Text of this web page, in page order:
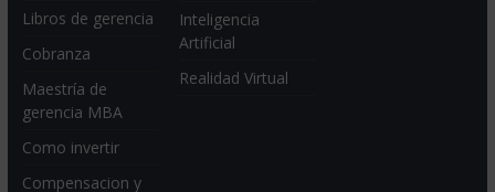
Libros de gerencia
Cobranza
Maestría de
gerencia MBA
Como invertir
Compensacion y
Inteligencia
Artificial
Realidad Virtual